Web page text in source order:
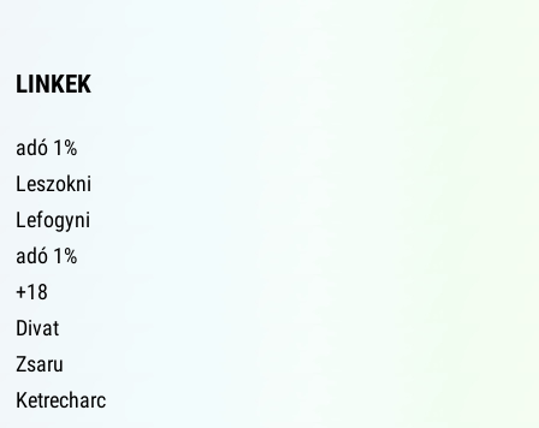
LINKEK
adó 1%
Leszokni
Lefogyni
adó 1%
+18
Divat
Zsaru
Ketrecharc